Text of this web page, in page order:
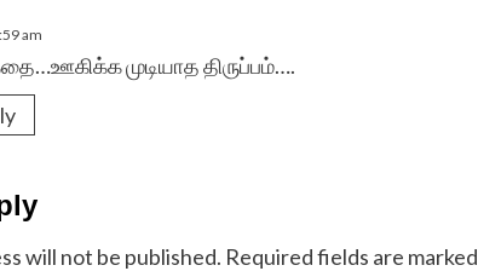
am
முடியாத திருப்பம்….
will not be published. Required fields are marked